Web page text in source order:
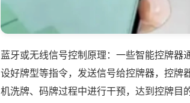
蓝牙或无线信号控制原理：一些智能控牌
设好牌型等指令，发送信号给控牌器，控牌
机洗牌、码牌过程中进行干预，达到控牌目的